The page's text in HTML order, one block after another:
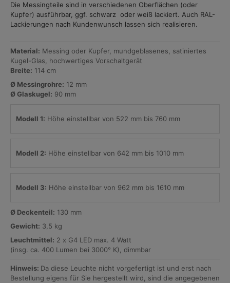
Die Messingteile sind in verschiedenen Oberflächen (oder
Kupfer) ausführbar, ggf. schwarz oder weiß lackiert. Auch RAL-
Lackierungen nach Kundenwunsch lassen sich realisieren.
Material: Messing oder Kupfer, mundgeblasenes, satiniertes
Kugel-Glas, hochwertiges Vorschaltgerät
Breite: 114 cm
Ø Messingrohre: 12 mm
Ø Glaskugel: 90 mm
Modell 1: Höhe einstellbar von 522 mm bis 760 mm
Modell 2: Höhe einstellbar von 642 mm bis 1010 mm
Modell 3: Höhe einstellbar von 962 mm bis 1610 mm
Ø Deckenteil: 130 mm
Gewicht: 3,5 kg
Leuchtmittel: 2 x G4 LED max. 4 Watt
(insg. ca. 400 Lumen bei 3000° K), dimmbar
Hinweis: Da diese Leuchte nicht vorgefertigt ist und erst nach
Bestellung eigens für Sie hergestellt wird, sind die angegebenen